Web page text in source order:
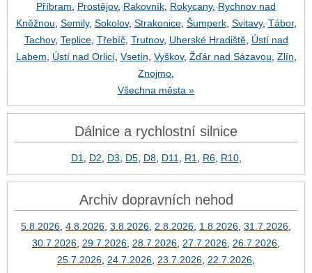
Příbram
Prostějov, Rakovník Rokycany, Rychnov nad
Kněžnou Semily, Sokolov, Strakonice, Šumperk, Svitavy, Tábor,
Tachov, Teplice, Třebíč, Trutnov, Uherské Hradiště, Ústí nad
Labem
Ústí nad Orlicí, Vsetín Vyškov, Žďár nad Sázavou Zlín
Znojmo
Všechna města »
Dálnice a rychlostní silnice
D1 D2 D3 D5, D8, D11 R1 R6, R10,
Archiv dopravních nehod
5.8.2026 4.8.2026 3.8.2026 2.8.2026 1.8.2026 31.7.2026
30.7.2026 29.7.2026 28.7.2026 27.7.2026 26.7.2026
25.7.2026 24.7.2026 23.7.2026 22.7.2026